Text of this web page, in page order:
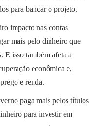
para bancar o projeto.
impacto nas contas
mais pelo dinheiro que
E isso também afeta a
econômica e,
e renda.
paga mais pelos títulos
para investir em